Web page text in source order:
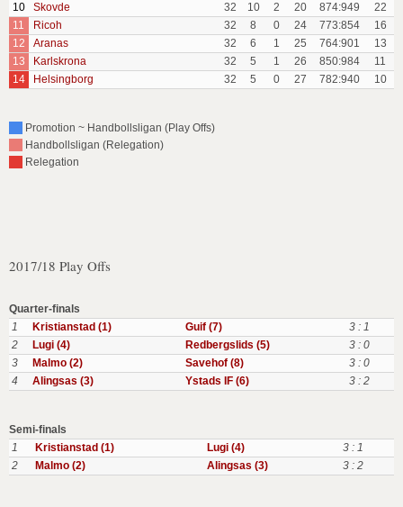
10
Skovde 32 10 2 20 874:949
22
11
Ricoh 32 8 0 24 773:854
16
12
Aranas 32 6 1 25 764:901
13
13
Karlskrona 32 5 1 26 850:984
11
14
Helsingborg 32 5 0 27 782:940 10
Promotion ~ Handbollsligan (Play Offs)
Handbollsligan (Relegation)
Relegation
2017/18 Play Offs
Quarter-finals
1
Kristianstad (1) Guif (7)
3 : 1
2
Lugi (4) Redbergslids (5)
3 : 0
3
Malmo (2) Savehof (8)
3 : 0
4
Alingsas (3) Ystads IF (6) 3 : 2
Semi-finals
1
Kristianstad (1) Lugi (4)
3 : 1
2
Malmo (2) Alingsas (3) 3 : 2